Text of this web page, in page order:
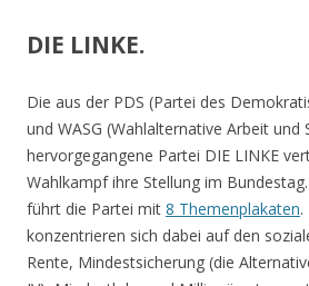
DIE LINKE.
Die aus der PDS (Partei des
und WASG (Wahlalternative Arbeit und
hervorgegangene Partei DIE LINKE
Wahlkampf ihre Stellung im
führt die Partei mit 8 Themenplakaten.
konzentrieren sich dabei auf den
Rente, Mindestsicherung (die